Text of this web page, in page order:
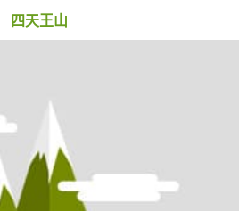
四天王山